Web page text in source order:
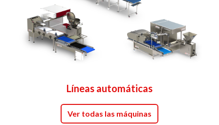
Líneas automáticas
Ver todas las máquinas